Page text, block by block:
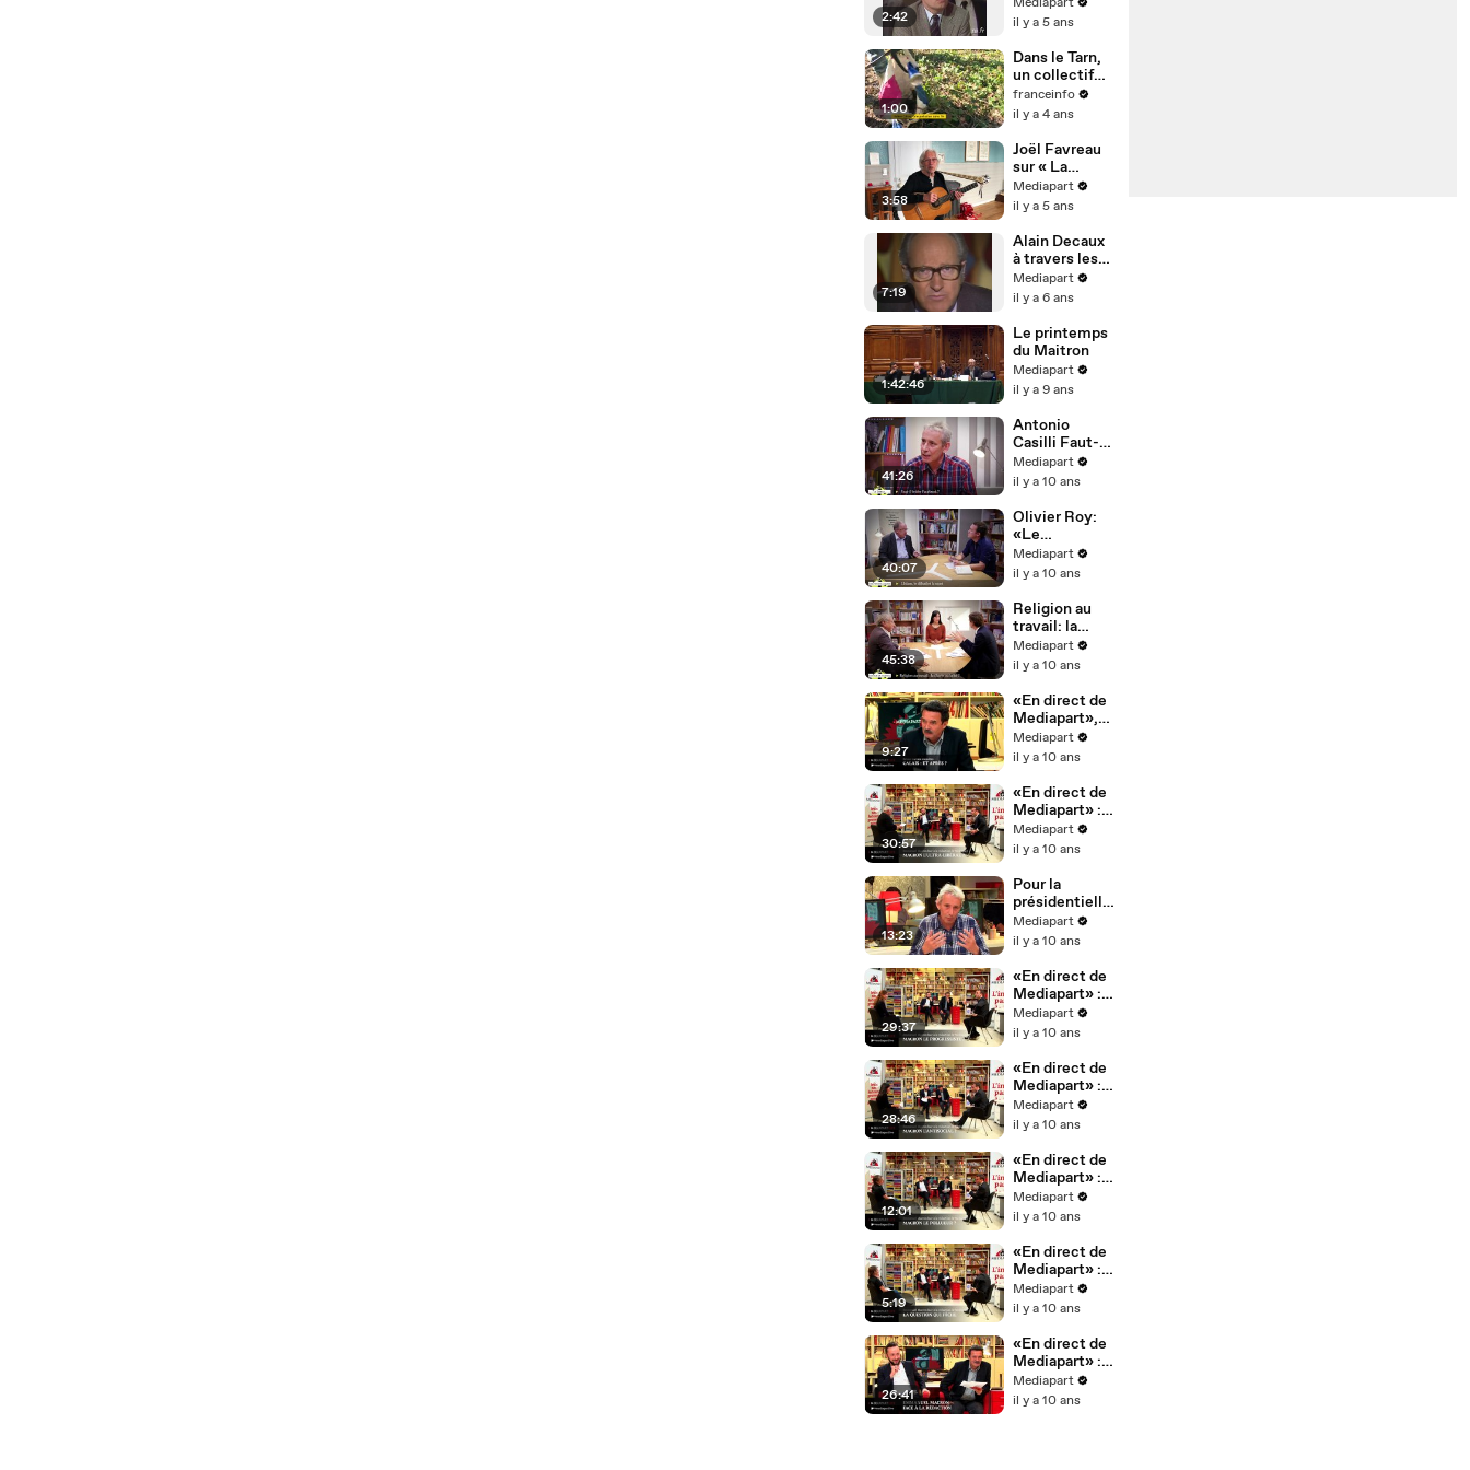
2:42
Le Pen
il y a 5 ans
1:00
Dans le Tarn,
un collectif
citoyen
organise des
nettoyage de
la rivière
Cérou
franceinfo
il y a 4 ans
3:58
Joël Favreau
sur « La
Princesse et
le croque-
Mediapart
il y a 5 ans
7:19
Alain Decaux
à travers les
âges
cathodiques
Mediapart
il y a 6 ans
1:42:46
Le printemps
du Maitron
Mediapart
il y a 9 ans
41:26
Antonio
Casilli Faut-il
brûler
Facebook ?
Mediapart
il y a 10 ans
40:07
Olivier Roy:
«Le
fondamentalis
me ne suffit
de la
violence»
Mediapart
il y a 10 ans
45:38
Religion au
travail: la
charte ou la
loi ?
Mediapart
il y a 10 ans
9:27
«En direct de
Mediapart»,
première
partie: retour
Mediapart
il y a 10 ans
30:57
«En direct de
Mediapart» :
Macron
l'ultralibéral ?
Mediapart
il y a 10 ans
13:23
Pour la
présidentielle
, «En direct de
Mediapart»
hebdomadaire
Mediapart
il y a 10 ans
29:37
«En direct de
Mediapart» :
Macron le
progressiste ?
Mediapart
il y a 10 ans
28:46
«En direct de
Mediapart» :
Macron
l'antisocial ?
Mediapart
il y a 10 ans
12:01
«En direct de
Mediapart» :
Macron le
pollueur ?
Mediapart
il y a 10 ans
5:19
«En direct de
Mediapart» :
Macron le
présidentialis
Mediapart
il y a 10 ans
26:41
«En direct de
Mediapart» :
Macron le
déloyal ?
Mediapart
il y a 10 ans